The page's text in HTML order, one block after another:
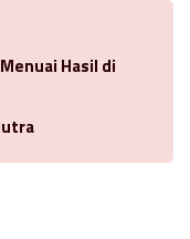
Hasil di